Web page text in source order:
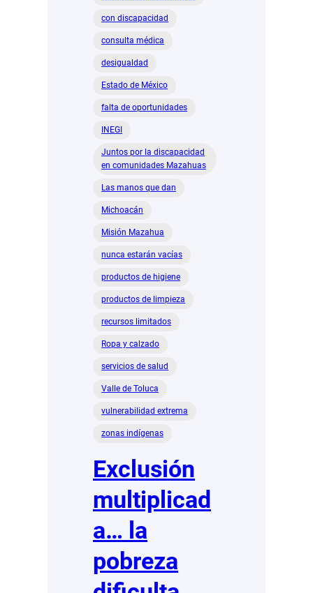
con discapacidad
consulta médica
desigualdad
Estado de México
falta de oportunidades
INEGI
Juntos por la discapacidad
en comunidades Mazahuas
Las manos que dan
Michoacán
Misión Mazahua
nunca estarán vacías
productos de higiene
productos de limpieza
recursos limitados
Ropa y calzado
servicios de salud
Valle de Toluca
vulnerabilidad extrema
zonas indígenas
Exclusión
multiplicad
a… la
pobreza